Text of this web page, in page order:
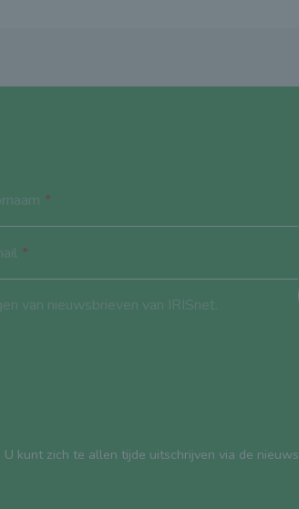
van nieuwsbrieven van IRISnet.
kunt zich te allen tijde uitschrijven via de